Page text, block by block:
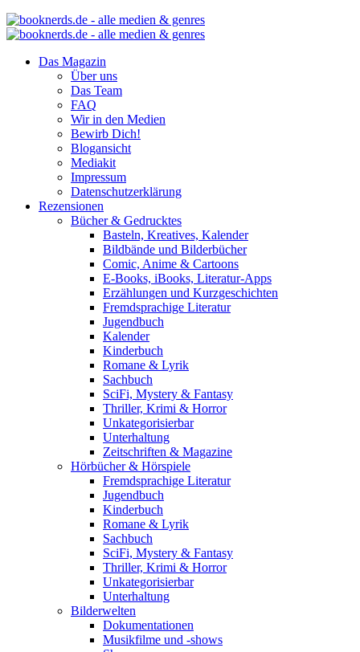
Das Magazin
Über uns
Das Team
FAQ
Wir in den Medien
Bewirb Dich!
Blogansicht
Mediakit
Impressum
Datenschutzerklärung
Rezensionen
Bücher & Gedrucktes
Basteln, Kreatives, Kalender
Bildbände und Bilderbücher
Comic, Anime & Cartoons
E-Books, iBooks, Literatur-Apps
Erzählungen und Kurzgeschichten
Fremdsprachige Literatur
Jugendbuch
Kalender
Kinderbuch
Romane & Lyrik
Sachbuch
SciFi, Mystery & Fantasy
Thriller, Krimi & Horror
Unkategorisierbar
Unterhaltung
Zeitschriften & Magazine
Hörbücher & Hörspiele
Fremdsprachige Literatur
Jugendbuch
Kinderbuch
Romane & Lyrik
Sachbuch
SciFi, Mystery & Fantasy
Thriller, Krimi & Horror
Unkategorisierbar
Unterhaltung
Bilderwelten
Dokumentationen
Musikfilme und -shows